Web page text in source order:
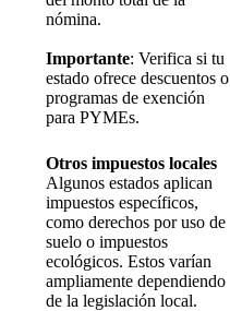
nómina.
Importante: Verifica si tu
estado ofrece descuentos o
programas de exención
para PYMEs.
Otros impuestos locales
Algunos estados aplican
impuestos específicos,
como derechos por uso de
suelo o impuestos
ecológicos. Estos varían
ampliamente dependiendo
de la legislación local.